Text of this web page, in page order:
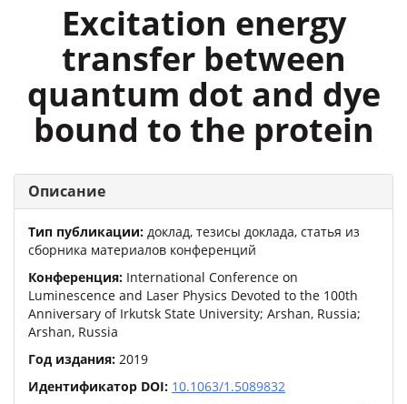
Excitation energy
transfer between
quantum dot and dye
bound to the protein
Описание
Тип публикации: доклад, тезисы доклада, статья из
сборника материалов конференций
Конференция: International Conference on
Luminescence and Laser Physics Devoted to the 100th
Anniversary of Irkutsk State University; Arshan, Russia;
Arshan, Russia
Год издания: 2019
Идентификатор DOI: 10.1063/1.5089832